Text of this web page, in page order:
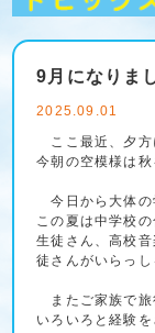
9月になりま
2025.09.01
ここ最近、夕方
今朝の空模様は秋
今日から大体の
この夏は中学校
生徒さん、高校
徒さんがいらっし
またご家族で旅
いろいろと経験